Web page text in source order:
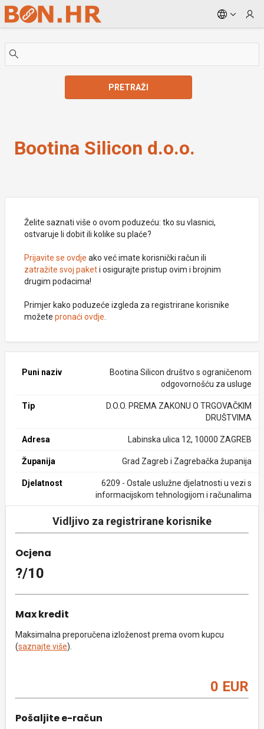
Skip to Main Content
PRETRAŽI
Bootina Silicon d.o.o.
Želite saznati više o ovom poduzeću: tko su vlasnici,
ostvaruje li dobit ili kolike su plaće?
Prijavite se ovdje ako već imate korisnički račun ili
zatražite svoj paketi osigurajte pristup ovim i brojnim
drugim podacima!
Primjer kako poduzeće izgleda za registrirane korisnike
možete pronaći ovdje
Puni naziv
Bootina Silicon društvo s ograničenom
odgovornošću za usluge
Tip
D.O.O. PREMA ZAKONU O TRGOVAČKIM
DRUŠTVIMA
Adresa Labinska ulica 12, 10000 ZAGREB
Županija Grad Zagreb i Zagrebačka županija
Djelatnost
6209 - Ostale uslužne djelatnosti u vezi s
informacijskom tehnologijom i računalima
Vidljivo za registrirane korisnike
Ocjena
?/10
Max kredit
Maksimalna preporučena izloženost prema ovom kupcu
(saznajte više).
0 EUR
Pošaljite e-račun